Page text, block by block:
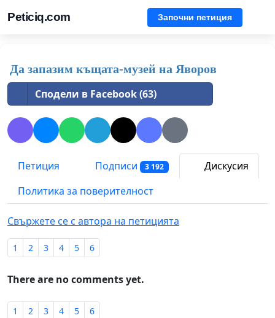
Peticiq.com Започни петиция
Да запазим къщата-музей на Яворов
Сподели в Facebook (63)
Петиция Подписи 3 192
Дискусия
Политика за поверителност
Свържете се с автора на петицията
1 2 3 4 5 6
There are no comments yet.
1 2 3 4 5 6